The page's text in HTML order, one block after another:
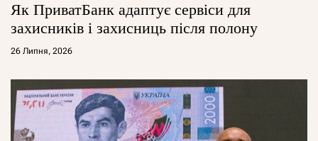
Як ПриватБанк адаптує сервіси для
захисників і захисниць після полону
26 Липня, 2026